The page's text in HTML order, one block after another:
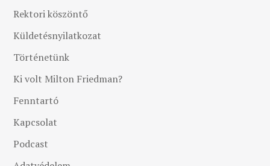
Rektori köszöntő
Küldetésnyilatkozat
Történetünk
Ki volt Milton Friedman?
Fenntartó
Kapcsolat
Podcast